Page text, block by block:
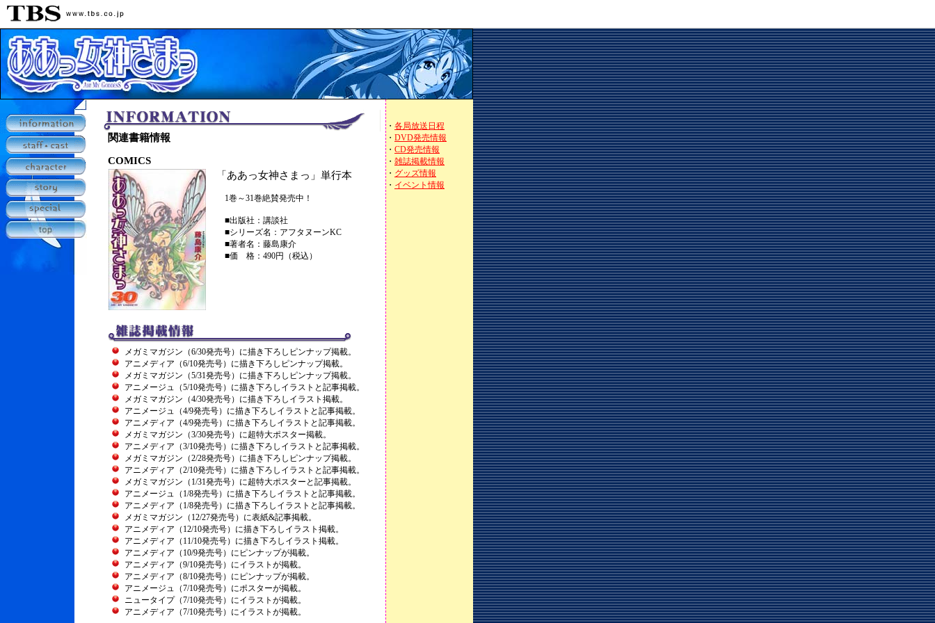
関連書籍情報
COMICS
「ああっ女神さまっ」単行本
1巻～31巻絶賛発売中！
■出版社：講談社
■シリーズ名：アフタヌーンKC
■著者名：藤島康介
■価 格：490円（税込）
メガミマガジン（6/30発売号）に描き下ろしピンナップ掲載。
アニメディア（6/10発売号）に描き下ろしピンナップ掲載。
メガミマガジン（5/31発売号）に描き下ろしピンナップ掲載。
アニメージュ（5/10発売号）に描き下ろしイラストと記事掲載。
メガミマガジン（4/30発売号）に描き下ろしイラスト掲載。
アニメージュ（4/9発売号）に描き下ろしイラストと記事掲載。
アニメディア（4/9発売号）に描き下ろしイラストと記事掲載。
メガミマガジン（3/30発売号）に超特大ポスター掲載。
アニメディア（3/10発売号）に描き下ろしイラストと記事掲載。
メガミマガジン（2/28発売号）に描き下ろしピンナップ掲載。
アニメディア（2/10発売号）に描き下ろしイラストと記事掲載。
メガミマガジン（1/31発売号）に超特大ポスターと記事掲載。
アニメージュ（1/8発売号）に描き下ろしイラストと記事掲載。
アニメディア（1/8発売号）に描き下ろしイラストと記事掲載。
メガミマガジン（12/27発売号）に表紙&記事掲載。
アニメディア（12/10発売号）に描き下ろしイラスト掲載。
アニメディア（11/10発売号）に描き下ろしイラスト掲載。
アニメディア（10/9発売号）にピンナップが掲載。
アニメディア（9/10発売号）にイラストが掲載。
アニメディア（8/10発売号）にピンナップが掲載。
アニメージュ（7/10発売号）にポスターが掲載。
ニュータイプ（7/10発売号）にイラストが掲載。
アニメディア（7/10発売号）にイラストが掲載。
・ 各局放送日程
・ DVD発売情報
・ CD発売情報
・ 雑誌掲載情報
・ グッズ情報
・ イベント情報